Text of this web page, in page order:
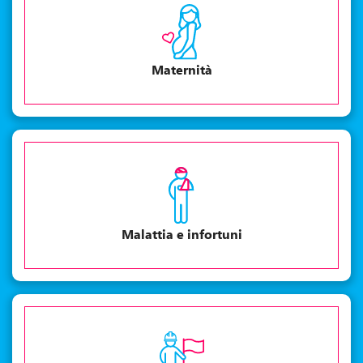
Maternità
Malattia e infortuni